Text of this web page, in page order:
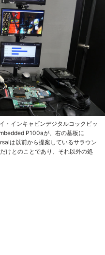
・インキャビンデジタルコックピッ
P100aが、右の基板に
は以前から提案しているサラウン
けとのことであり、それ以外の処